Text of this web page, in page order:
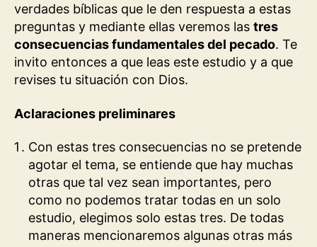
verdades bíblicas que le den respuesta a estas
preguntas y mediante ellas veremos las tres
consecuencias fundamentales del pecado. Te
invito entonces a que leas este estudio y a que
revises tu situación con Dios.
Aclaraciones preliminares
Con estas tres consecuencias no se pretende
agotar el tema, se entiende que hay muchas
otras que tal vez sean importantes, pero
como no podemos tratar todas en un solo
estudio, elegimos solo estas tres. De todas
maneras mencionaremos algunas otras más